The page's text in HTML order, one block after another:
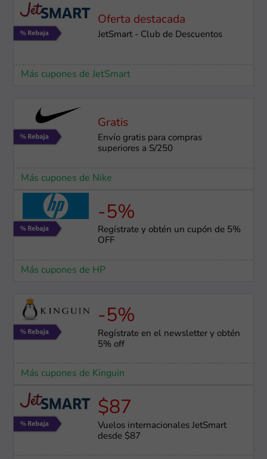
Oferta destacada
JetSmart - Club de Descuentos
Más cupones de JetSmart
Gratis
Envío gratis para compras
superiores a S/250
Más cupones de Nike
-5%
Regístrate y obtén un cupón de 5%
OFF
Más cupones de HP
-5%
Regístrate en el newsletter y obtén
5% off
Más cupones de Kinguin
$87
Vuelos internacionales JetSmart
desde $87